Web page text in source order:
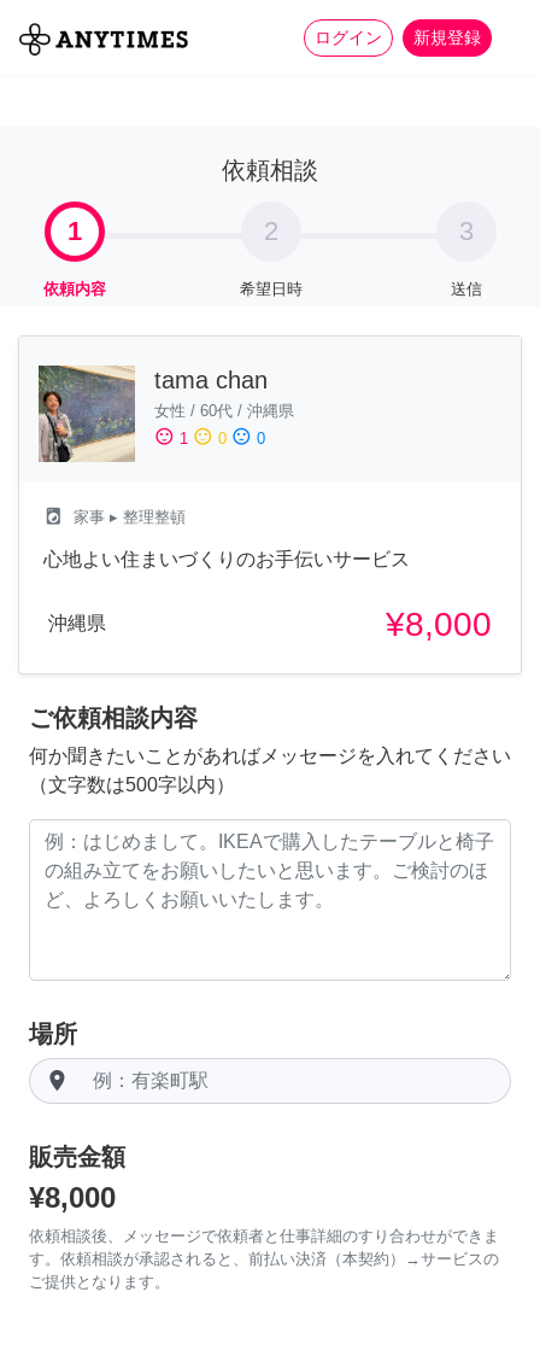
ログイン 新規登録
全て 家事 more_horiz
依頼相談
1
依頼内容
2
希望日時
3
送信
tama chan
女性 / 60代 / 沖縄県
sentiment_satisfied 1 sentiment_neutral 0 sentiment_dissatisfied 0
local_laundry_service 家事 ▸ 整理整頓
心地よい住まいづくりのお手伝いサービス
沖縄県 ¥8,000
ご依頼相談内容
何か聞きたいことがあればメッセージを入れてください
（文字数は500字以内）
場所
room
販売金額
¥8,000
依頼相談後、メッセージで依頼者と仕事詳細のすり合わせができま
す。依頼相談が承認されると、前払い決済（本契約）→サービスの
ご提供となります。